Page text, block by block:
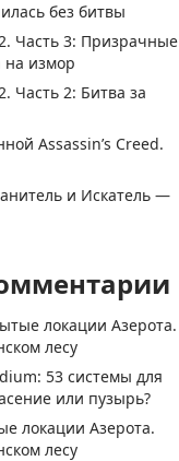
без битвы
Часть 3: Призрачные
на измор
Часть 2: Битва за
Assassin’s Creed.
и Искатель —
локации Азерота.
лесу
53 системы для
или пузырь?
локации Азерота.
лесу